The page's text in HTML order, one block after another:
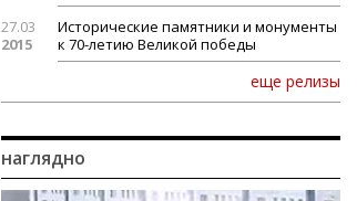
27.03
2015
Исторические памятники и монументы
к 70-летию Великой победы
еще релизы
наглядно